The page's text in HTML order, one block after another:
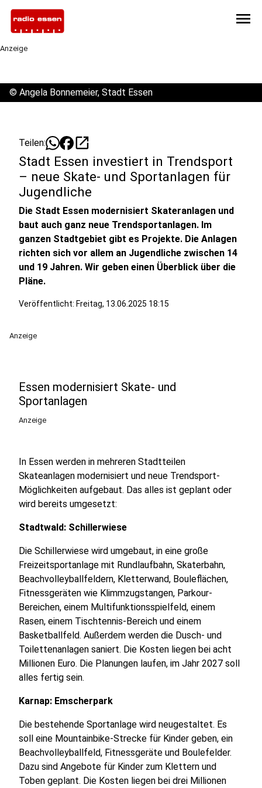
menu
Anzeige
© Angela Bonnemeier, Stadt Essen
Teilen: open_in_new
Stadt Essen investiert in Trendsport
– neue Skate- und Sportanlagen für
Jugendliche
Die Stadt Essen modernisiert Skateranlagen und
baut auch ganz neue Trendsportanlagen. Im
ganzen Stadtgebiet gibt es Projekte. Die Anlagen
richten sich vor allem an Jugendliche zwischen 14
und 19 Jahren. Wir geben einen Überblick über die
Pläne.
Veröffentlicht: Freitag, 13.06.2025 18:15
Anzeige
Essen modernisiert Skate- und
Sportanlagen
Anzeige
In Essen werden in mehreren Stadtteilen
Skateanlagen modernisiert und neue Trendsport-
Möglichkeiten aufgebaut. Das alles ist geplant oder
wird bereits umgesetzt:
Stadtwald: Schillerwiese
Die Schillerwiese wird umgebaut, in eine große
Freizeitsportanlage mit Rundlaufbahn, Skaterbahn,
Beachvolleyballfeldern, Kletterwand, Bouleflächen,
Fitnessgeräten wie Klimmzugstangen, Parkour-
Bereichen, einem Multifunktionsspielfeld, einem
Rasen, einem Tischtennis-Bereich und einem
Basketballfeld. Außerdem werden die Dusch- und
Toilettenanlagen saniert. Die Kosten liegen bei acht
Millionen Euro. Die Planungen laufen, im Jahr 2027 soll
alles fertig sein.
Karnap: Emscherpark
Die bestehende Sportanlage wird neugestaltet. Es
soll eine Mountainbike-Strecke für Kinder geben, ein
Beachvolleyballfeld, Fitnessgeräte und Boulefelder.
Dazu sind Angebote für Kinder zum Klettern und
Toben geplant. Die Kosten liegen bei drei Millionen